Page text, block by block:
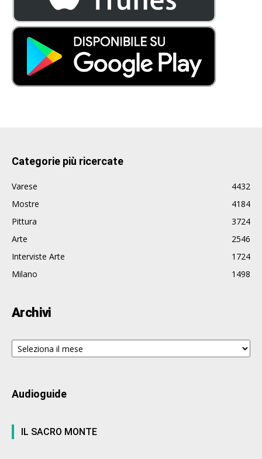
Categorie più ricercate
Varese
4432
Mostre
4184
Pittura
3724
Arte
2546
Interviste Arte
1724
Milano
1498
Archivi
Archivi
Audioguide
IL SACRO MONTE